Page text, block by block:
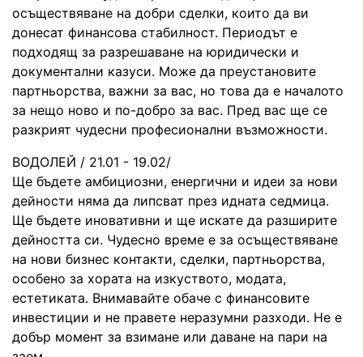
осъществяване на добри сделки, които да ви
донесат финансова стабилност. Периодът е
подходящ за разрешаване на юридически и
документални казуси. Може да преустановите
партньорства, важни за вас, но това да е началото
за нещо ново и по-добро за вас. Пред вас ще се
разкрият чудесни професионални възможности.
ВОДОЛЕЙ / 21.01 - 19.02/
Ще бъдете амбициозни, енергични и идеи за нови
дейности няма да липсват през идната седмица.
Ще бъдете иновативни и ще искате да разширите
дейността си. Чудесно време е за осъществяване
на нови бизнес контакти, сделки, партньорства,
особено за хората на изкуството, модата,
естетиката. Внимавайте обаче с финансовите
инвестиции и не правете неразумни разходи. Не е
добър момент за взимане или даване на пари на